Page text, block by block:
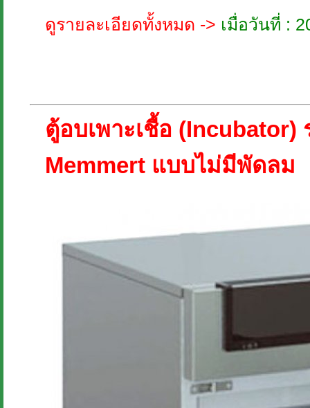
ดูรายละเอียดทั้งหมด -> เมื่อวันที่ :
ตู้อบเพาะเชื้อ (Incubator)
Memmert แบบไม่มีพัดลม